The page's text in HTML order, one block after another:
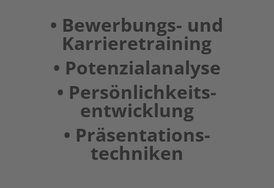
• Bewerbungs- und
Karriere­training
• Potenzialanalyse
• Persönlichkeits­
entwicklung
• Präsentations­
techniken